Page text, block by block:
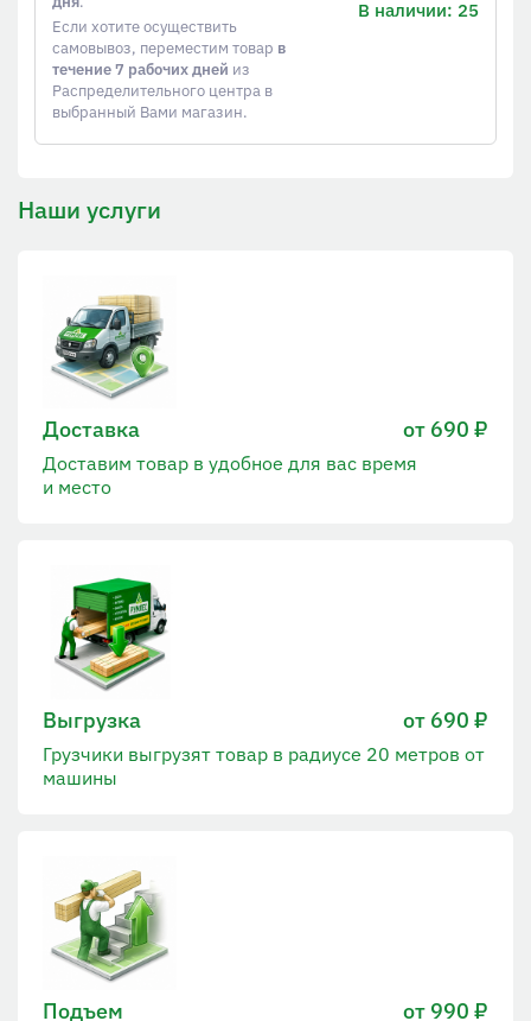
Если хотите осуществить
самовывоз, переместим товар в
течение 7 рабочих дней из
Распределительного центра в
выбранный Вами магазин.
В наличии: 25
Наши услуги
Доставка от 690 ₽
Доставим товар в удобное для вас время
и место
Выгрузка от 690 ₽
Грузчики выгрузят товар в радиусе 20 метров от
машины
Подъем от 990 ₽